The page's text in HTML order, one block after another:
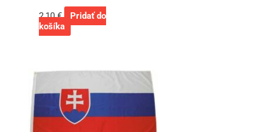
2,10€
Pridať do
košíka